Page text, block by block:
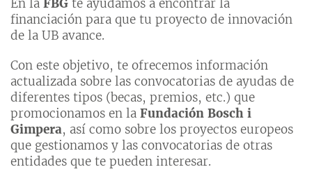
En la FBG te ayudamos a encontrar la
financiación para que tu proyecto de innovación
de la UB avance.
Con este objetivo, te ofrecemos información
actualizada sobre las convocatorias de ayudas de
diferentes tipos (becas, premios, etc.) que
promocionamos en la Fundación Bosch i
Gimpera, así como sobre los proyectos europeos
que gestionamos y las convocatorias de otras
entidades que te pueden interesar.